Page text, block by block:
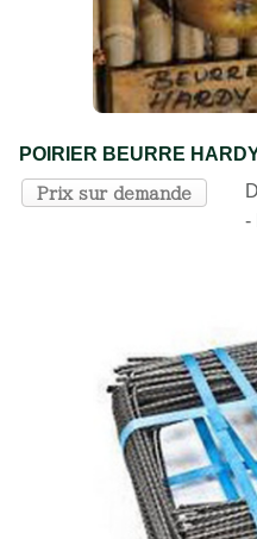
POIRIER BEURRE
Prix sur demande
-